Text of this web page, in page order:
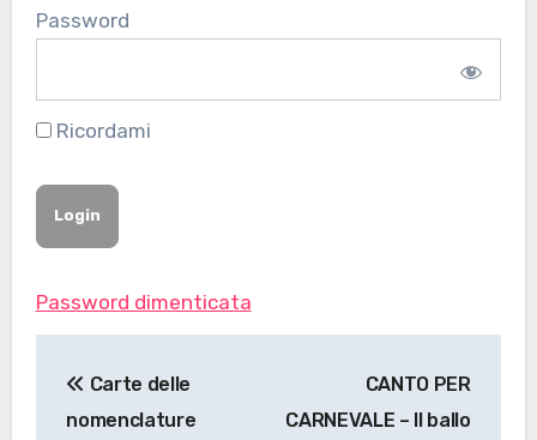
Password
Ricordami
Password dimenticata
articoli
Carte delle
nomenclature
CANTO PER
CARNEVALE – Il ballo